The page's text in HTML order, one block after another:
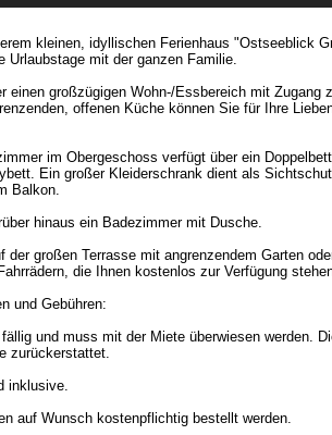
kleinen, idyllischen Ferienhaus "Ostseeblick
Urlaubstage mit der ganzen Familie.
einen großzügigen Wohn-/Essbereich mit Zugang
offenen Küche können Sie für Ihre
im Obergeschoss verfügt über ein
Ein großer Kleiderschrank dient als
Balkon.
hinaus ein Badezimmer mit Dusche.
der großen Terrasse mit angrenzendem Garten
die Ihnen kostenlos zur Verfügung
und Gebühren:
und muss mit der Miete überwiesen werden.
zurückerstattet.
inklusive.
auf Wunsch kostenpflichtig bestellt werden.